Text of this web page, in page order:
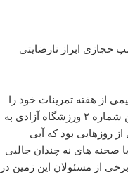
ابراز نارضایتی
از هفته تمرینات خود را
به دلیل تداخل با تمرینات پرسپولیس از زمین شماره ۲ ورزشگاه آزادی به
روزهایی بود که آبی
صحنه های نه چندان جالبی
از مسئولان این زمین در